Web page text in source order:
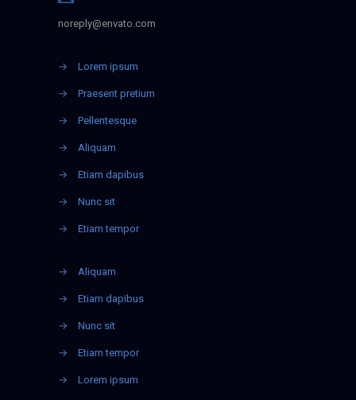
noreply@envato.com
→ Lorem ipsum
→ Praesent pretium
→ Pellentesque
→ Aliquam
→ Etiam dapibus
→ Nunc sit
→ Etiam tempor
→ Aliquam
→ Etiam dapibus
→ Nunc sit
→ Etiam tempor
→ Lorem ipsum